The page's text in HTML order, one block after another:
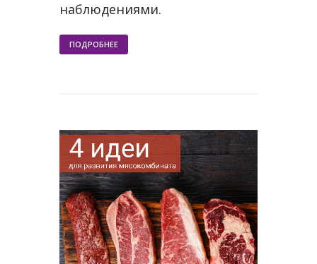
наблюдениями.
ПОДРОБНЕЕ